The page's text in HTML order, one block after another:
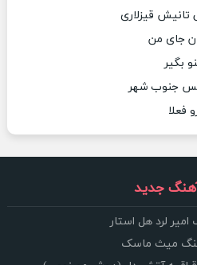
قیزلاری
جای من
بگیر
جنوب شهر
فعلا
جدید
امیر لرد هل استار
میث ماسک